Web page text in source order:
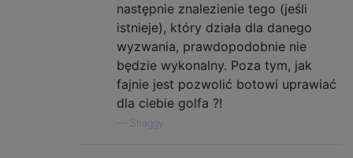
następnie znalezienie tego (jeśli
istnieje), który działa dla danego
wyzwania, prawdopodobnie nie
będzie wykonalny. Poza tym, jak
fajnie jest pozwolić botowi uprawiać
dla ciebie golfa ?!
Shaggy